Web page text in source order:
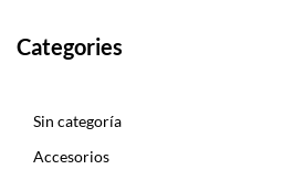
Categories
Sin categoría
Accesorios